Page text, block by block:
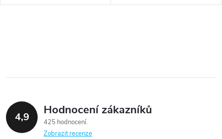
4,9 Hodnocení zákazníků
425 hodnocení
Zobrazit recenze